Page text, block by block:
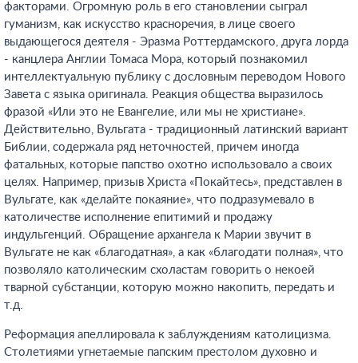
факторами. Огромную роль в его становлении сыграл
гуманизм, как искусство красноречия, в лице своего
выдающегося деятеля - Эразма Роттердамского, друга лорда
- канцлера Англии Томаса Мора, который познакомил
интеллектуальную публику с дословным переводом Нового
Завета с языка оригинала. Реакция общества выразилось
фразой «Или это не Евангелие, или мы не христиане».
Действительно, Вульгата - традиционный латинский вариант
Библии, содержала ряд неточностей, причем иногда
фатальных, которые папство охотно использовало а своих
целях. Например, призыв Христа «Покайтесь», представлен в
Вульгате, как «делайте покаяние», что подразумевало в
католичестве исполнение епитимий и продажу
индульгенций. Обращение архангела к Марии звучит в
Вульгате не как «благодатная», а как «благодати полная», что
позволяло католическим схоластам говорить о некоей
тварной субстанции, которую можно накопить, передать и
т.д.
Реформация апеллировала к заблуждениям католицизма.
Столетиями угнетаемые папским престолом духовно и